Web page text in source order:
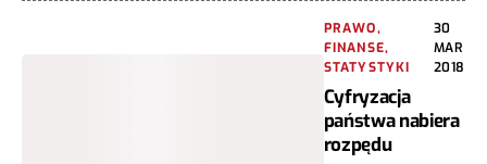
PRAWO,
FINANSE,
STATYSTYKI
30
MAR
2018
Cyfryzacja
państwa nabiera
rozpędu